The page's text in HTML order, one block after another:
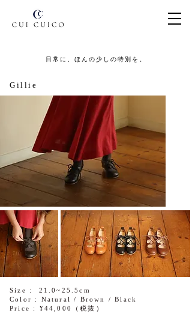
日常に、ほんの少しの特別を。
Gillie
Size : 21.0~25.5cm
Color : Natural / Brown / Black
Price : ¥44,000（税抜）